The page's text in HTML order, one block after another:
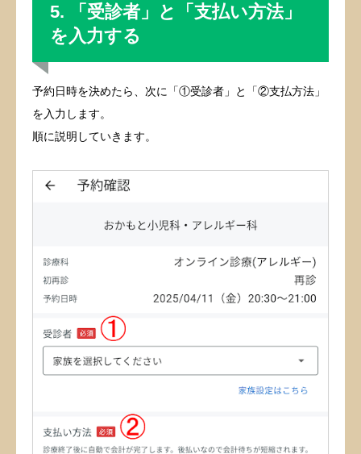
5. 「受診者」と「支払い方法」
を入力する
予約日時を決めたら、次に「①受診者」と「②支払方法」
を入力します。
順に説明していきます。